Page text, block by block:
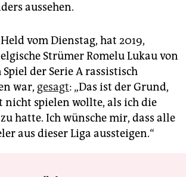
aussehen.
vom Dienstag, hat 2019,
Strümer Romelu Lukau von
der Serie A rassistisch
war, gesagt: „Das ist der Grund,
nicht spielen wollte, als ich die
hatte. Ich wünsche mir, dass alle
aus dieser Liga aussteigen.“